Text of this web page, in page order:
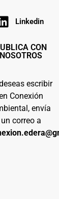
Linkedin
CON
NOSOTROS
escribir
Conexión
envía
un correo a